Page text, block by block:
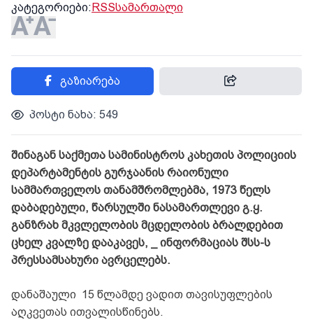
კატეგორიები: RSSსამართალი
გაზიარება
პოსტი ნახა: 549
შინაგან საქმეთა სამინისტროს კახეთის პოლიციის
დეპარტამენტის გურჯაანის რაიონული
სამმართველოს თანამშრომლებმა, 1973 წელს
დაბადებული, წარსულში ნასამართლევი გ.ყ.
განზრახ მკვლელობის მცდელობის ბრალდებით
ცხელ კვალზე დააკავეს, _ ინფორმაციას შსს-ს
პრესსამსახური ავრცელებს.
დანაშაული 15 წლამდე ვადით თავისუფლების
აღკვეთას ითვალისწინებს.